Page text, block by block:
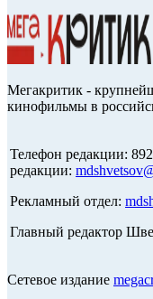
Мегакритик -
кинофильмы в
Телефон редакции:
редакции:
Рекламный отдел:
Главный редактор
Сетевое издание